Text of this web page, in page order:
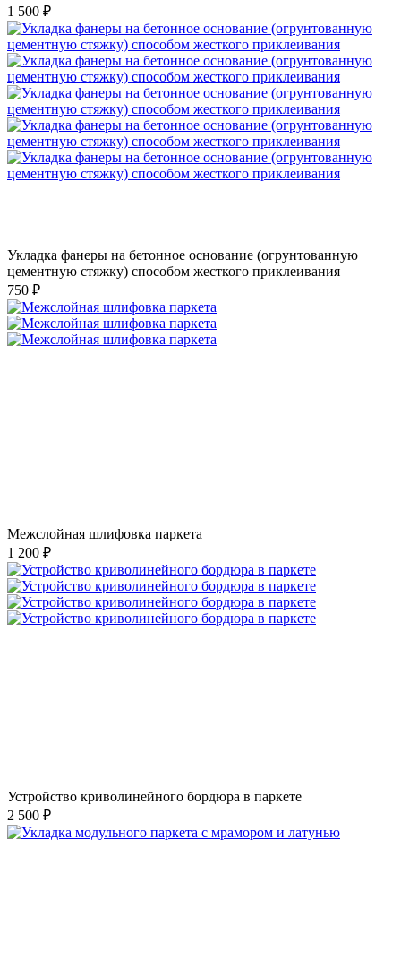
1 500 ₽
Укладка фанеры на бетонное основание (огрунтованную
цементную стяжку) способом жесткого приклеивания
750 ₽
Межслойная шлифовка паркета
1 200 ₽
Устройство криволинейного бордюра в паркете
2 500 ₽